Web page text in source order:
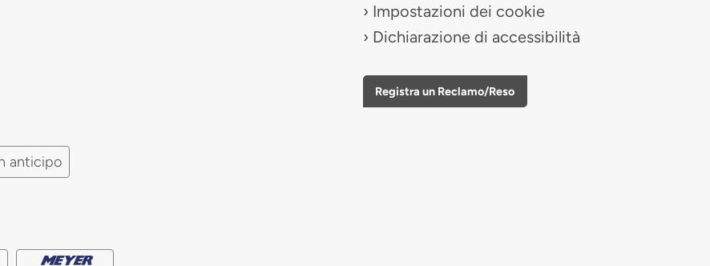
Impostazioni dei cookie
Dichiarazione di accessibilità
Registra un Reclamo/Reso
anticipo